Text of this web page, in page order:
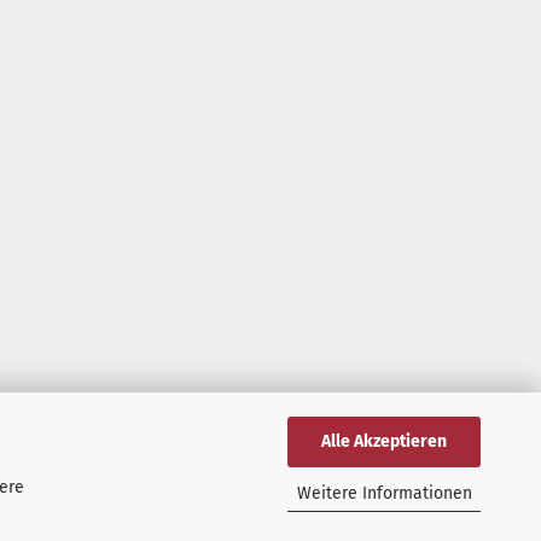
Alle Akzeptieren
Weitere Informationen